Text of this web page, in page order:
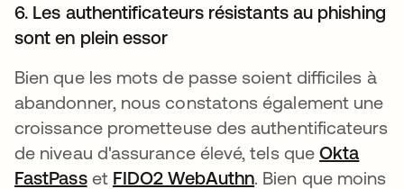
6. Les authentificateurs résistants au phishing
sont en plein essor
Bien que les mots de passe soient difficiles à
abandonner, nous constatons également une
croissance prometteuse des authentificateurs
de niveau d'assurance élevé, tels queOkta
FastPasset FIDO2 WebAuthns’ouvre dans un
. Bien que moins